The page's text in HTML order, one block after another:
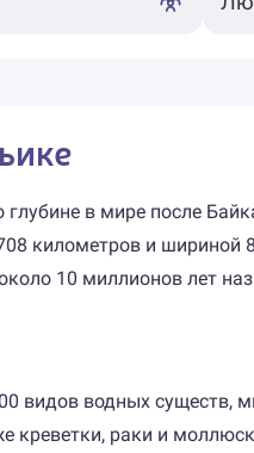
в мире после
километров и шириной
10 миллионов лет
видов водных
креветки, раки и